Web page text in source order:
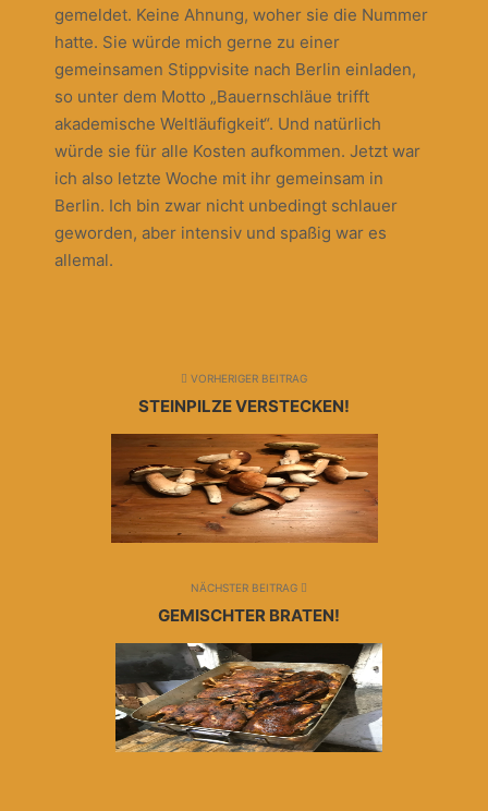
gemeldet. Keine Ahnung, woher sie die Nummer
hatte. Sie würde mich gerne zu einer
gemeinsamen Stippvisite nach Berlin einladen,
so unter dem Motto „Bauernschläue trifft
akademische Weltläufigkeit“. Und natürlich
würde sie für alle Kosten aufkommen. Jetzt war
ich also letzte Woche mit ihr gemeinsam in
Berlin. Ich bin zwar nicht unbedingt schlauer
geworden, aber intensiv und spaßig war es
allemal.
VORHERIGER BEITRAG
STEINPILZE VERSTECKEN!
NÄCHSTER BEITRAG
GEMISCHTER BRATEN!